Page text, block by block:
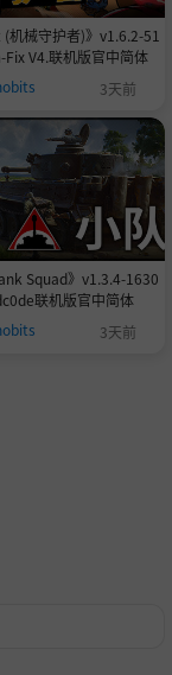
(机械守护者)》v1.6.2-51
V4.联机版官中简体
3天前
Squad》v1.3.4-1630
联机版官中简体
3天前